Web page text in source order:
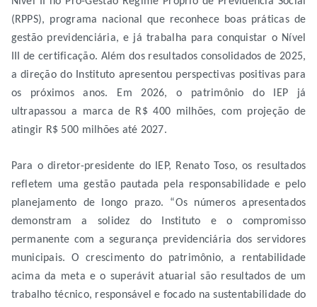
(RPPS), programa nacional que reconhece boas práticas de
gestão previdenciária, e já trabalha para conquistar o Nível
III de certificação. Além dos resultados consolidados de 2025,
a direção do Instituto apresentou perspectivas positivas para
os próximos anos. Em 2026, o patrimônio do IEP já
ultrapassou a marca de R$ 400 milhões, com projeção de
atingir R$ 500 milhões até 2027.
Para o diretor-presidente do IEP, Renato Toso, os resultados
refletem uma gestão pautada pela responsabilidade e pelo
planejamento de longo prazo. “Os números apresentados
demonstram a solidez do Instituto e o compromisso
permanente com a segurança previdenciária dos servidores
municipais. O crescimento do patrimônio, a rentabilidade
acima da meta e o superávit atuarial são resultados de um
trabalho técnico, responsável e focado na sustentabilidade do